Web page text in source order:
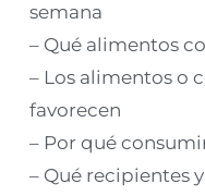
semana
– Qué alimentos
– Los alimentos o
favorecen
– Por qué
– Qué recipientes